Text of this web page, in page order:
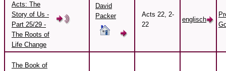
Acts: The
Story of Us -
Part 25/29 -
The Roots of
Life Change
David
Packer
Acts 22, 2-
22
englisch
The Book of